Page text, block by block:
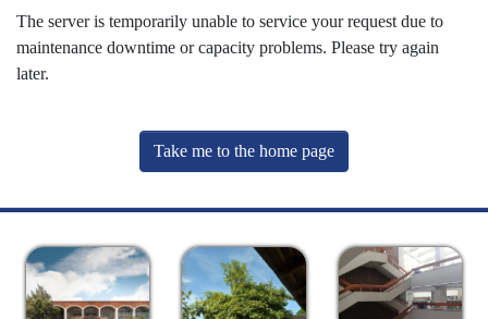
The server is temporarily unable to service your request due to
maintenance downtime or capacity problems. Please try again
later.
Take me to the home page